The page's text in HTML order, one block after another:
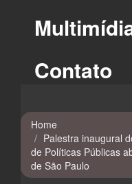
Contato
Home
Palestra inaugural
de Políticas Públicas
de São Paulo